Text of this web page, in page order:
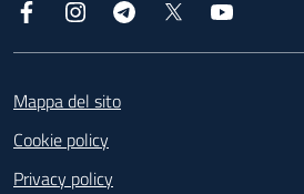
Facebook InstagramTelegram
Mappa del sito
Cookie policy
Privacy policy